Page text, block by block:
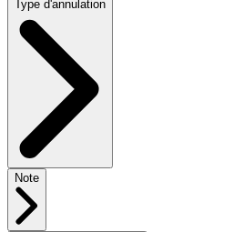
Type d'annulation
Note